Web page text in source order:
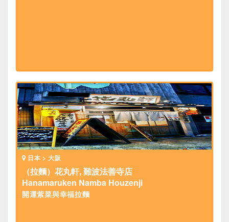
日本 > 大阪
（拉麵）花丸軒, 難波法善寺店
Hanamaruken Namba Houzenji
開運紫菜與幸福拉麵